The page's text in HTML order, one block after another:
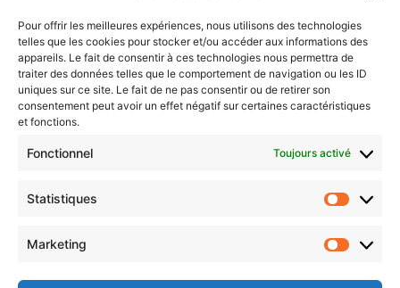
Pour offrir les meilleures expériences, nous utilisons des technologies
telles que les cookies pour stocker et/ou accéder aux informations des
appareils. Le fait de consentir à ces technologies nous permettra de
traiter des données telles que le comportement de navigation ou les ID
uniques sur ce site. Le fait de ne pas consentir ou de retirer son
consentement peut avoir un effet négatif sur certaines caractéristiques
et fonctions.
Fonctionnel Toujours activé
Statistiques
Marketing
Newsletter gratuite
Choisissez : matin, soir ou hebdo ?
votre